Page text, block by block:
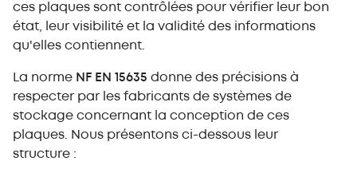
ces plaques sont contrôlées pour vérifier leur bon
état, leur visibilité et la validité des informations
qu'elles contiennent.
La norme NF EN 15635 donne des précisions à
respecter par les fabricants de systèmes de
stockage concernant la conception de ces
plaques. Nous présentons ci-dessous leur
structure :